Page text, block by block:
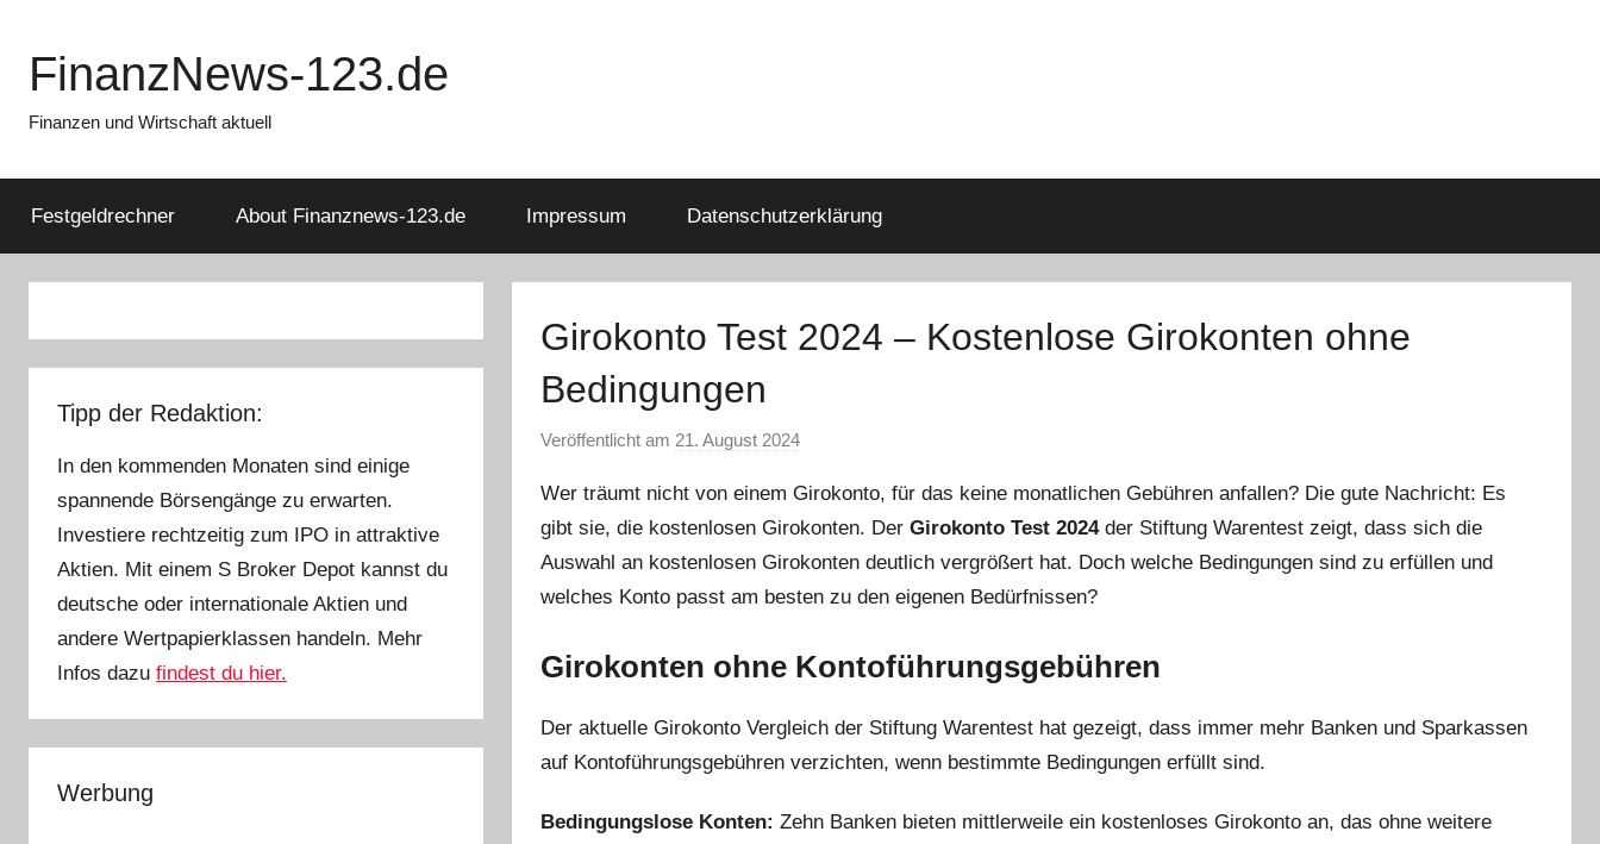
springen
FinanzNews-123.de
Finanzen und Wirtschaft aktuell
Festgeldrechner About Finanznews-123.de Impressum Datenschutzerklärung
Girokonto Test 2024 – Kostenlose Girokonten ohne
Bedingungen
Veröffentlicht am 21. August 2024v
n
a
d
m
n
Wer träumt nicht von einem Girokonto, für das keine monatlichen Gebühren anfallen? Die gute Nachricht: Es
gibt sie, die kostenlosen Girokonten. Der Girokonto Test 2024der Stiftung Warentest zeigt, dass sich die
Auswahl an kostenlosen Girokonten deutlich vergrößert hat. Doch welche Bedingungen sind zu erfüllen und
welches Konto passt am besten zu den eigenen Bedürfnissen?
Girokonten ohne Kontoführungsgebühren
Der aktuelle Girokonto Vergleich der Stiftung Warentest hat gezeigt, dass immer mehr Banken und Sparkassen
auf Kontoführungsgebühren verzichten, wenn bestimmte Bedingungen erfüllt sind.
Bedingungslose Konten: Zehn Banken bieten mittlerweile ein kostenloses Girokonto an, das ohne weitere
Tipp der Redaktion:
In den kommenden Monaten sind einige
spannende Börsengänge zu erwarten.
Investiere rechtzeitig zum IPO in attraktive
Aktien. Mit einem S Broker Depot kannst du
deutsche oder internationale Aktien und
andere Wertpapierklassen handeln. Mehr
Infos dazu findest du hier.
Werbung